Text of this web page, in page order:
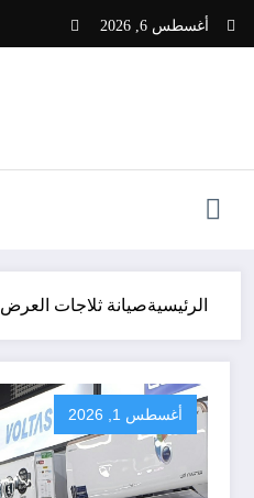
التجاوز
أغسطس 6, 2026
الرئيسيةصيانة ثلاجات العرض
أغسطس 1, 2026